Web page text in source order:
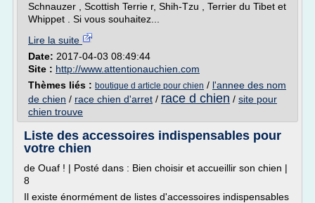
Schnauzer , Scottish Terrie r, Shih-Tzu , Terrier du Tibet et
Whippet . Si vous souhaitez...
Lire la suite
Date: 2017-04-03 08:49:44
Site : http://www.attentionauchien.com
Thèmes liés : boutique d article pour chien / l'annee des nom
de chien / race chien d'arret / race d chien / site pour
chien trouve
Liste des accessoires indispensables pour
votre chien
de Ouaf ! | Posté dans : Bien choisir et accueillir son chien |
8
Il existe énormément de listes d'accessoires indispensables